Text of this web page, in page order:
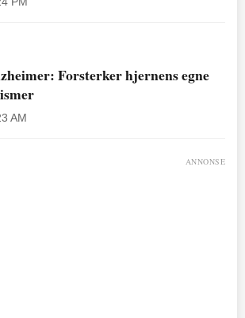
Forsterker hjernens egne
AM
ANNONSE